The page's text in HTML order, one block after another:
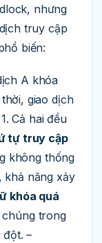
nhưng
truy cập
biến:
A khóa
giao dịch
Cả hai đều
tự truy cập
không thống
khả năng xảy
khóa quá
chúng trong
đột. –